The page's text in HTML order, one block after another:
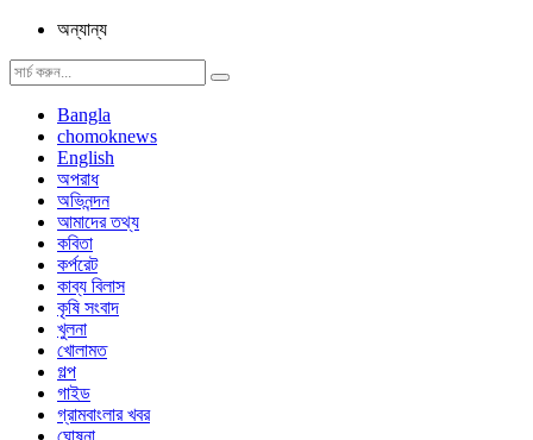
অন্যান্য
Bangla
chomoknews
English
অপরাধ
অভিনন্দন
আমাদের তথ্য
কবিতা
কর্পরেট
কাব্য বিলাস
কৃষি সংবাদ
খুলনা
খোলামত
গল্প
গাইড
গ্রামবাংলার খবর
ঘোষনা